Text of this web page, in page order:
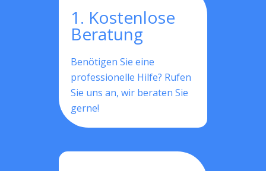
1. Kostenlose
Beratung
Benötigen Sie eine
professionelle Hilfe? Rufen
Sie uns an, wir beraten Sie
gerne!